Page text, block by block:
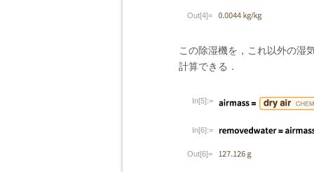
Out[4]=
この除湿機を，これ以外の湿
計算できる．
In[5]:=
In[6]:=
Out[6]=